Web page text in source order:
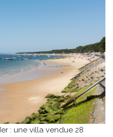
: une villa vendue 28